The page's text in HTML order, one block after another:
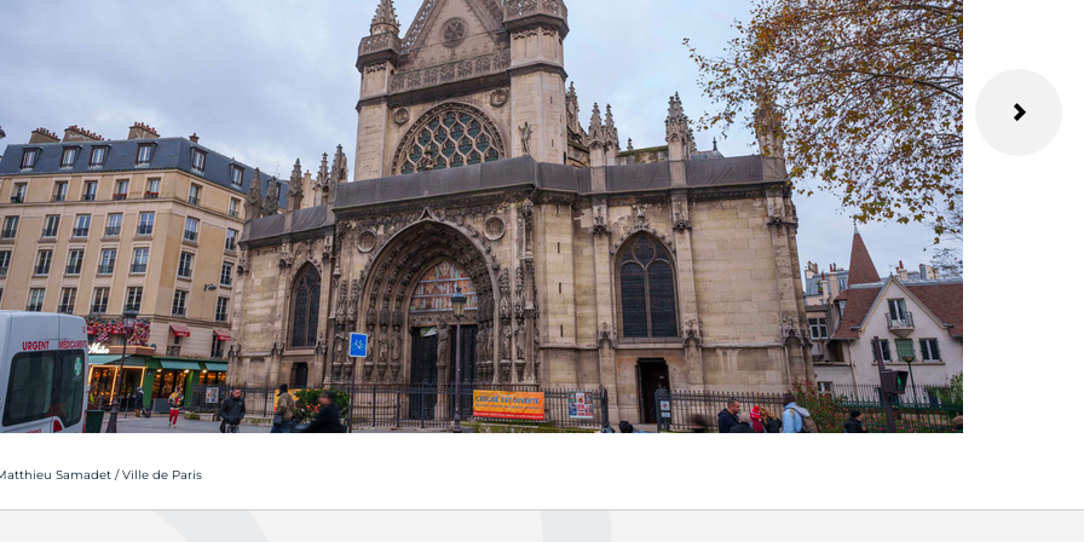
photo :
Samadet / Ville de Paris